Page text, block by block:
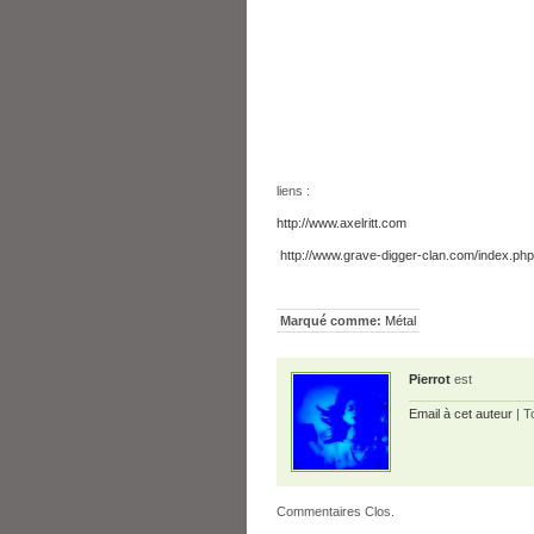
liens :
http://www.axelritt.com
http://www.grave-digger-clan.com/index.php
Marqué comme: Métal
Pierrot est
Email à cet auteur |
Commentaires Clos.